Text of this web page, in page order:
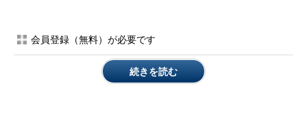
てにメールで案内を行ったほか、専用問い合わせ窓口（0120-
会員登録（無料）が必要です
続きを読む